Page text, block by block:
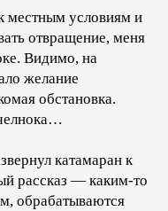
местным условиям и
отвращение, меня
Видимо, на
желание
обстановка.
катамаран к
рассказ — каким-то
обрабатываются